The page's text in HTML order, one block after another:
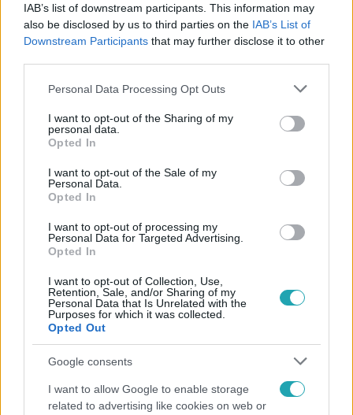
IAB’s list of downstream participants. This information may
also be disclosed by us to third parties on the IAB’s List of
Downstream Participants that may further disclose it to other
Please note that this website/app uses one or more Google
not limited to your visit or usage behaviour. You may click to
grant or deny consent to Google and its third-party tags to
use your data for below specified purposes in below Google
consent section.
Personal Data Processing Opt Outs
I want to opt-out of the Sharing of my
personal data.
Opted In
I want to opt-out of the Sale of my
Personal Data.
Opted In
I want to opt-out of processing my
Personal Data for Targeted Advertising.
Opted In
I want to opt-out of Collection, Use,
Retention, Sale, and/or Sharing of my
Personal Data that Is Unrelated with the
Purposes for which it was collected.
Opted Out
Google consents
I want to allow Google to enable storage
related to advertising like cookies on web or
ÁLLAMFŐ VÁLASZTÁS ELLENZÉK
#TÜNTETÉS # KOSSUTH TÉR #DK #MSZP
Népszerű